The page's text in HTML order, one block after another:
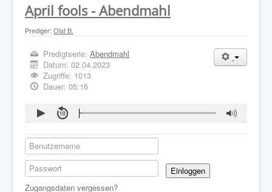
April fools - Abendmahl
Prediger: Olaf B.
Predigtserie:Abendmahl
Datum:02.04.2023
Zugriffe: 1013
Dauer: 05:16
Einloggen
Zugangsdaten vergessen?